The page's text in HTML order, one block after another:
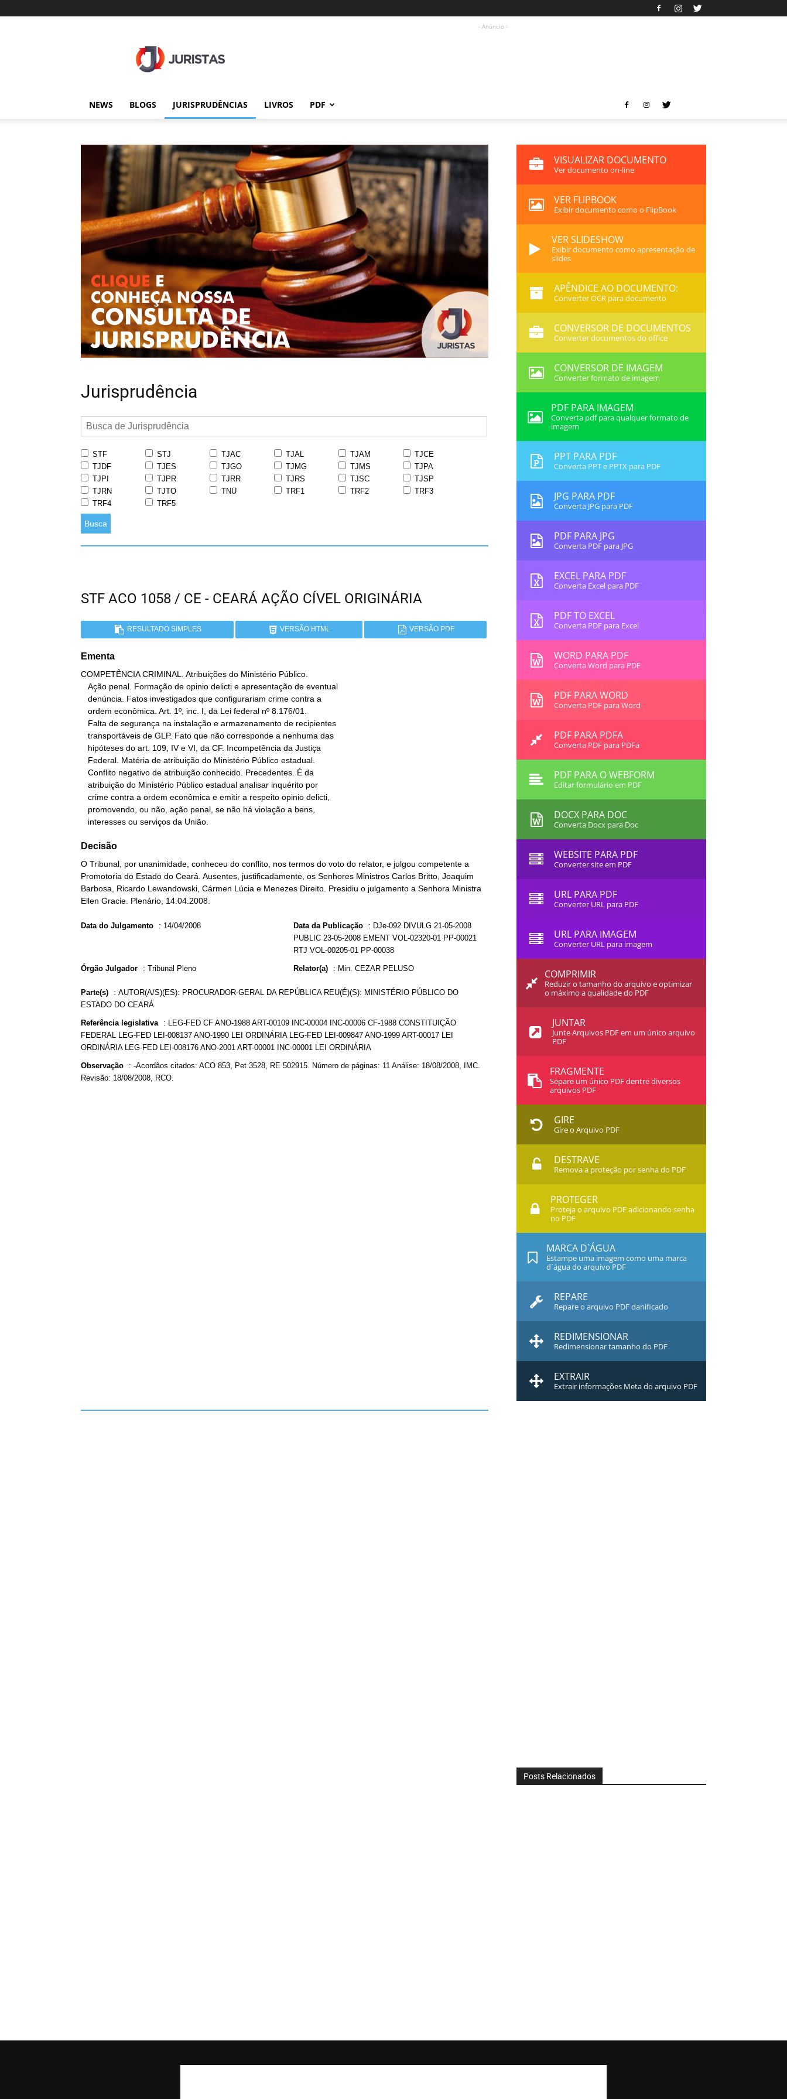
- Anúncio -
NEWS BLOGS JURISPRUDÊNCIAS LIVROS PDF
Jurisprudência
STF STJ TJAC TJAL TJAM
TJCE
TJDF
TJES TJGO TJMG TJMS
TJPA
TJPI
TJPR TJRR TJRS TJSC
TJSP
TJRN
TJTO TNU TRF1 TRF2
TRF3
TRF4
TRF5
Busca
STF ACO 1058 / CE - CEARÁ AÇÃO CÍVEL ORIGINÁRIA
RESULTADO SIMPLES VERSÃO HTML VERSÃO PDF
Ementa
COMPETÊNCIA CRIMINAL. Atribuições do Ministério Público.
   interesses ou serviços da União.
Decisão
O Tribunal, por unanimidade, conheceu do conflito, nos termos do voto do relator, e julgou competente a
Promotoria do Estado do Ceará. Ausentes, justificadamente, os Senhores Ministros Carlos Britto, Joaquim
Barbosa, Ricardo Lewandowski, Cármen Lúcia e Menezes Direito. Presidiu o julgamento a Senhora Ministra
Ellen Gracie. Plenário, 14.04.2008.
Data do Julgamento : 14/04/2008 Data da Publicação : DJe-092 DIVULG 21-05-2008
PUBLIC 23-05-2008 EMENT VOL-02320-01 PP-00021
RTJ VOL-00205-01 PP-00038
Órgão Julgador : Tribunal Pleno Relator(a) : Min. CEZAR PELUSO
Parte(s) : AUTOR(A/S)(ES): PROCURADOR-GERAL DA REPÚBLICA REU(É)(S): MINISTÉRIO PÚBLICO DO
ESTADO DO CEARÁ
Referência legislativa : LEG-FED CF ANO-1988 ART-00109 INC-00004 INC-00006 CF-1988 CONSTITUIÇÃO
FEDERAL LEG-FED LEI-008137 ANO-1990 LEI ORDINÁRIA LEG-FED LEI-009847 ANO-1999 ART-00017 LEI
ORDINÁRIA LEG-FED LEI-008176 ANO-2001 ART-00001 INC-00001 LEI ORDINÁRIA
Observação : -Acordãos citados: ACO 853, Pet 3528, RE 502915. Número de páginas: 11 Análise: 18/08/2008, IMC.
Revisão: 18/08/2008, RCO.
VISUALIZAR DOCUMENTO
Ver documento on-line
VER FLIPBOOK
Exibir documento como o FlipBook
VER SLIDESHOW
Exibir documento como apresentação de
slides
APÊNDICE AO DOCUMENTO:
Converter OCR para documento
CONVERSOR DE DOCUMENTOS
Converter documentos do office
CONVERSOR DE IMAGEM
Converter formato de imagem
PDF PARA IMAGEM
Converta pdf para qualquer formato de
imagem
PPT PARA PDF
Converta PPT e PPTX para PDF
JPG PARA PDF
Converta JPG para PDF
PDF PARA JPG
Converta PDF para JPG
EXCEL PARA PDF
Converta Excel para PDF
PDF TO EXCEL
Converta PDF para Excel
WORD PARA PDF
Converta Word para PDF
PDF PARA WORD
Converta PDF para Word
PDF PARA PDFA
Converta PDF para PDFa
PDF PARA O WEBFORM
Editar formulário em PDF
DOCX PARA DOC
Converta Docx para Doc
WEBSITE PARA PDF
Converter site em PDF
URL PARA PDF
Converter URL para PDF
URL PARA IMAGEM
Converter URL para imagem
COMPRIMIR
Reduzir o tamanho do arquivo e optimizar
o máximo a qualidade do PDF
JUNTAR
Junte Arquivos PDF em um único arquivo
PDF
FRAGMENTE
Separe um único PDF dentre diversos
arquivos PDF
GIRE
Gire o Arquivo PDF
DESTRAVE
Remova a proteção por senha do PDF
PROTEGER
Proteja o arquivo PDF adicionando senha
no PDF
MARCA D`ÁGUA
Estampe uma imagem como uma marca
d`água do arquivo PDF
REPARE
Repare o arquivo PDF danificado
REDIMENSIONAR
Redimensionar tamanho do PDF
EXTRAIR
Extrair informações Meta do arquivo PDF
Posts Relacionados